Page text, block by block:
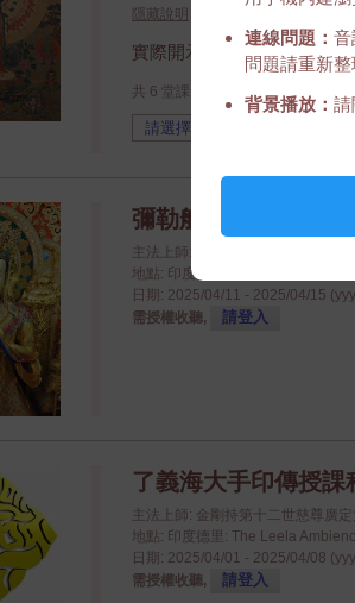
隱藏說明
實際開示日期可能不準確。
共 6 堂課，不一定每一堂都有錄音
彌勒般若波羅密多
主法上師: 金剛持第十二世慈尊廣
地點: 印度德里: The Leela
日期: 2025/04/11 - 2025/04/15
需授權收聽,
請登入
了義海大手印傳授
主法上師: 金剛持第十二世慈尊廣
地點: 印度德里: The Leela
日期: 2025/04/01 - 2025/04/08
需授權收聽,
請登入
連線問題： 音
問題請重新
背景播放： 請